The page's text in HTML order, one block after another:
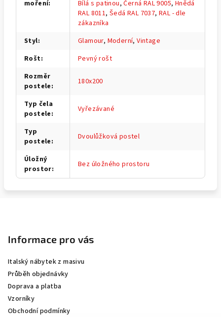
moření:
Bílá s patinou,Černá RAL 9005, Hnědá
RAL 8011,Šedá RAL 7037,RAL - dle
zákazníka
Styl: Glamour, Moderní,Vintage
Rošt:
Pevný rošt
Rozměr
postele: 180x200
Typ čela
postele: Vyřezávané
Typ
postele: Dvoulůžková postel
Úložný
prostor: Bez úložného prostoru
Informace pro vás
Italský nábytek z masivu
Průběh objednávky
Doprava a platba
Vzorníky
Obchodní podmínky